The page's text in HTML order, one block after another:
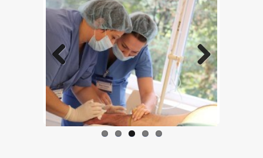
Previo
us
Next